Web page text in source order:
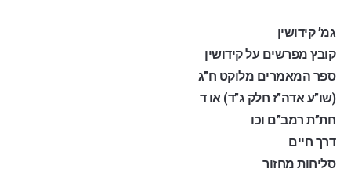
גמ’ קידושין
קובץ מפרשים על קידושין
ספר המאמרים מלוקט ח”ג
שו”ע אדה”ז חלק ג”ד) או ד)
חת”ת רמב”ם וכו
דרך חיים
סליחות מחזור